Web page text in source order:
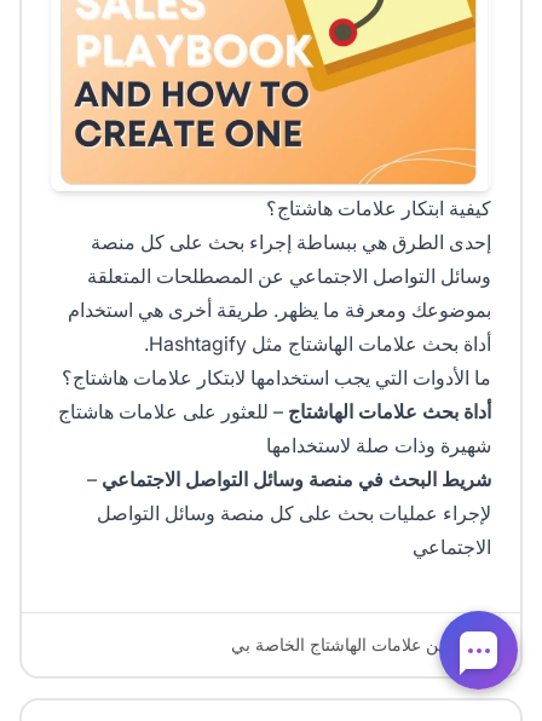
كيفية ابتكار علامات هاشتاج؟
إحدى الطرق هي ببساطة إجراء بحث على كل منصة
وسائل التواصل الاجتماعي عن المصطلحات المتعلقة
بموضوعك ومعرفة ما يظهر. طريقة أخرى هي استخدام
أداة بحث علامات الهاشتاج مثل Hashtagify.
ما الأدوات التي يجب استخدامها لابتكار علامات هاشتاج؟
أداة بحث علامات الهاشتاج – للعثور على علامات هاشتاج
شهيرة وذات صلة لاستخدامها
شريط البحث في منصة وسائل التواصل الاجتماعي –
لإجراء عمليات بحث على كل منصة وسائل التواصل
الاجتماعي
بحثت عن علامات الهاشتاج الخاصة بي